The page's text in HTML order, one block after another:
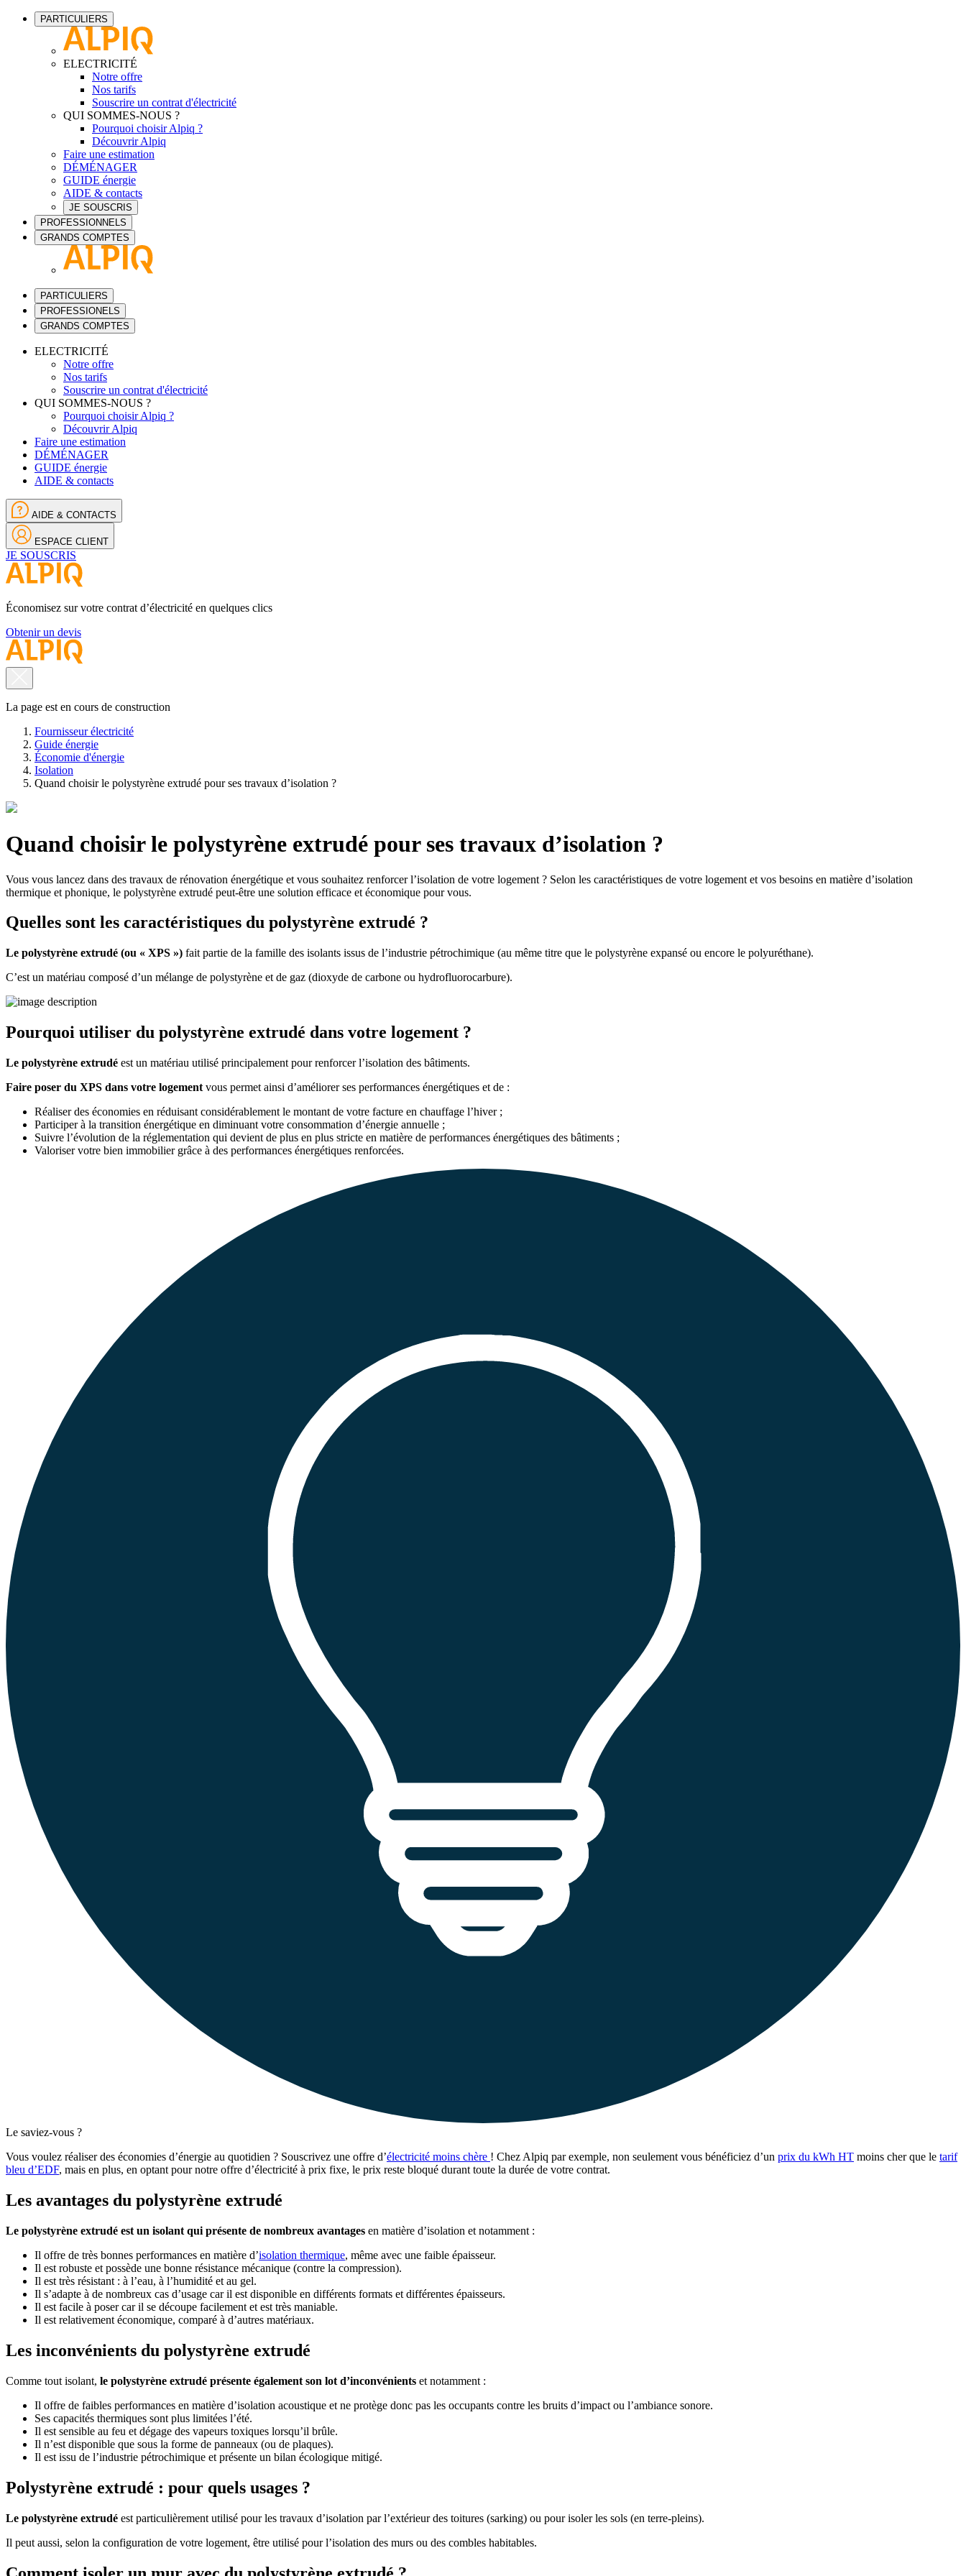
PARTICULIERS
ELECTRICITÉ
Notre offre
Nos tarifs
Souscrire un contrat d'électricité
QUI SOMMES-NOUS ?
Pourquoi choisir Alpiq ?
Découvrir Alpiq
Faire une estimation
DÉMÉNAGER
GUIDE énergie
AIDE & contacts
JE SOUSCRIS
PROFESSIONNELS
GRANDS COMPTES
PARTICULIERS
PROFESSIONELS
GRANDS COMPTES
ELECTRICITÉ
Notre offre
Nos tarifs
Souscrire un contrat d'électricité
QUI SOMMES-NOUS ?
Pourquoi choisir Alpiq ?
Découvrir Alpiq
Faire une estimation
DÉMÉNAGER
GUIDE énergie
AIDE & contacts
AIDE & CONTACTS
ESPACE CLIENT
JE SOUSCRIS
Économisez sur votre contrat d’électricité en quelques clics
Obtenir un devis
La page est en cours de construction
Fournisseur électricité
Guide énergie
Économie d'énergie
Isolation
Quand choisir le polystyrène extrudé pour ses travaux d’isolation ?
Quand choisir le polystyrène extrudé pour ses travaux d’isolation ?
Vous vous lancez dans des travaux de rénovation énergétique et vous souhaitez renforcer l’isolation de votre logement ? Selon les caractéristiques de votre logement et vos besoins en matière d’isolation
thermique et phonique, le polystyrène extrudé peut-être une solution efficace et économique pour vous.
Quelles sont les caractéristiques du polystyrène extrudé ?
Le polystyrène extrudé (ou « XPS ») fait partie de la famille des isolants issus de l’industrie pétrochimique (au même titre que le polystyrène expansé ou encore le polyuréthane).
C’est un matériau composé d’un mélange de polystyrène et de gaz (dioxyde de carbone ou hydrofluorocarbure).
Pourquoi utiliser du polystyrène extrudé dans votre logement ?
Le polystyrène extrudé est un matériau utilisé principalement pour renforcer l’isolation des bâtiments.
Faire poser du XPS dans votre logement vous permet ainsi d’améliorer ses performances énergétiques et de :
Réaliser des économies en réduisant considérablement le montant de votre facture en chauffage l’hiver ;
Participer à la transition énergétique en diminuant votre consommation d’énergie annuelle ;
Suivre l’évolution de la réglementation qui devient de plus en plus stricte en matière de performances énergétiques des bâtiments ;
Valoriser votre bien immobilier grâce à des performances énergétiques renforcées.
Le saviez-vous ?
Vous voulez réaliser des économies d’énergie au quotidien ? Souscrivez une offre d’électricité moins chère ! Chez Alpiq par exemple, non seulement vous bénéficiez d’un prix du kWh HT moins cher que le tarif
bleu d’EDF, mais en plus, en optant pour notre offre d’électricité à prix fixe, le prix reste bloqué durant toute la durée de votre contrat.
Les avantages du polystyrène extrudé
Le polystyrène extrudé est un isolant qui présente de nombreux avantages en matière d’isolation et notamment :
Il offre de très bonnes performances en matière d’isolation thermique, même avec une faible épaisseur.
Il est robuste et possède une bonne résistance mécanique (contre la compression).
Il est très résistant : à l’eau, à l’humidité et au gel.
Il s’adapte à de nombreux cas d’usage car il est disponible en différents formats et différentes épaisseurs.
Il est facile à poser car il se découpe facilement et est très maniable.
Il est relativement économique, comparé à d’autres matériaux.
Les inconvénients du polystyrène extrudé
Comme tout isolant, le polystyrène extrudé présente également son lot d’inconvénients et notamment :
Il offre de faibles performances en matière d’isolation acoustique et ne protège donc pas les occupants contre les bruits d’impact ou l’ambiance sonore.
Ses capacités thermiques sont plus limitées l’été.
Il est sensible au feu et dégage des vapeurs toxiques lorsqu’il brûle.
Il n’est disponible que sous la forme de panneaux (ou de plaques).
Il est issu de l’industrie pétrochimique et présente un bilan écologique mitigé.
Polystyrène extrudé : pour quels usages ?
Le polystyrène extrudé est particulièrement utilisé pour les travaux d’isolation par l’extérieur des toitures (sarking) ou pour isoler les sols (en terre-pleins).
Il peut aussi, selon la configuration de votre logement, être utilisé pour l’isolation des murs ou des combles habitables.